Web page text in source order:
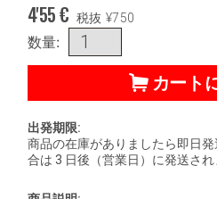
4'55€ 税抜 ¥750
数量:
カート
出発期限:
商品の在庫がありましたら即日
合は 3 日後（営業日）に発送され